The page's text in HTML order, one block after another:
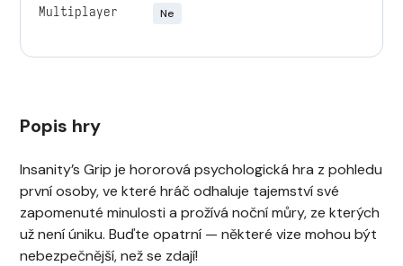
Multiplayer Ne
Popis hry
Insanity’s Grip je hororová psychologická hra z pohledu
první osoby, ve které hráč odhaluje tajemství své
zapomenuté minulosti a prožívá noční můry, ze kterých
už není úniku. Buďte opatrní — některé vize mohou být
nebezpečnější, než se zdají!